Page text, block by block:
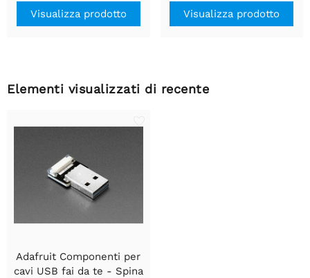
Visualizza prodotto
qualità - LED da 5 mm
Visualizza prodotto
Elementi visualizzati di recente
Adafruit Componenti per
cavi USB fai da te - Spina